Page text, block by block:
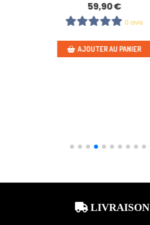
24,90€
0 avis
AJOUTER AU PANIER
LIVRAISON